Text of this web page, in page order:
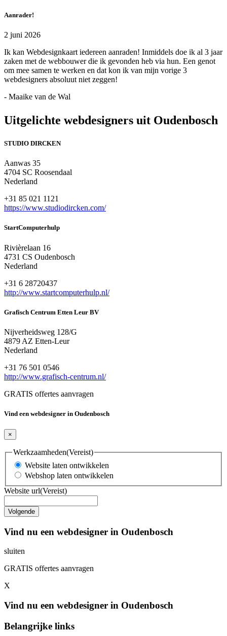
Aanrader!
2 juni 2026
Ik kan Webdesignkaart iedereen aanraden! Inmiddels doe ik al 3 jaar
zaken met de webbouwer die ik gevonden heb via hun. Een genot
om mee samen te werken en dat kon ik van mijn vorige 3
webdesigners absoluut niet zeggen!
- Maaike van de Wal
Uitgelichte webdesigners uit Oudenbosch
STUDIO DIRCKEN
Aanwas 35
4704 SC Roosendaal
Nederland
+31 85 021 1121
https://www.studiodircken.com/
StartComputerhulp
Rivièrelaan 16
4731 CS Oudenbosch
Nederland
+31 6 28720437
http://www.startcomputerhulp.nl/
Grafisch Centrum Etten Leur BV
Nijverheidsweg 128/G
4879 AZ Etten-Leur
Nederland
+31 76 501 0546
http://www.grafisch-centrum.nl/
GRATIS offertes aanvragen
Vind een webdesigner in Oudenbosch
×
Werkzaamheden(Vereist)
Website laten ontwikkelen
Webshop laten ontwikkelen
Website url(Vereist)
Vind nu een webdesigner in Oudenbosch
sluiten
GRATIS offertes aanvragen
X
Vind nu een webdesigner in Oudenbosch
Belangrijke links